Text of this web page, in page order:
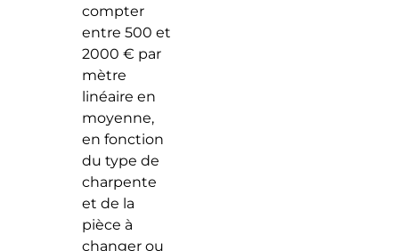
compter
entre 500 et
2000 € par
mètre
linéaire en
moyenne,
en fonction
du type de
charpente
et de la
pièce à
changer ou